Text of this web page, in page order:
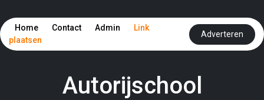
Home Contact Admin
Link
plaatsen
Adverteren
Autorijschool